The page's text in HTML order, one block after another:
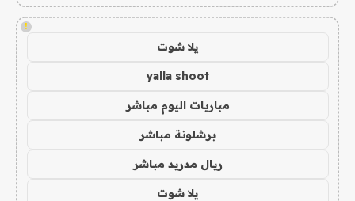
!
يلا شوت
yalla shoot
مباريات اليوم مباشر
برشلونة مباشر
ريال مدريد مباشر
يلا شوت